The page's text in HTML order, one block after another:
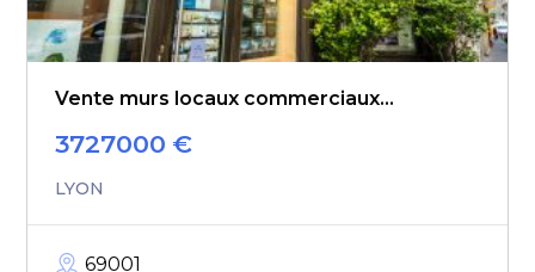
Vente murs locaux commerciaux...
3727000 €
LYON
69001